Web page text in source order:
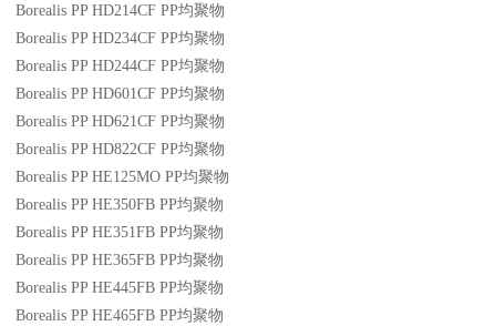
Borealis PP HD214CF PP均聚物
Borealis PP HD234CF PP均聚物
Borealis PP HD244CF PP均聚物
Borealis PP HD601CF PP均聚物
Borealis PP HD621CF PP均聚物
Borealis PP HD822CF PP均聚物
Borealis PP HE125MO PP均聚物
Borealis PP HE350FB PP均聚物
Borealis PP HE351FB PP均聚物
Borealis PP HE365FB PP均聚物
Borealis PP HE445FB PP均聚物
Borealis PP HE465FB PP均聚物